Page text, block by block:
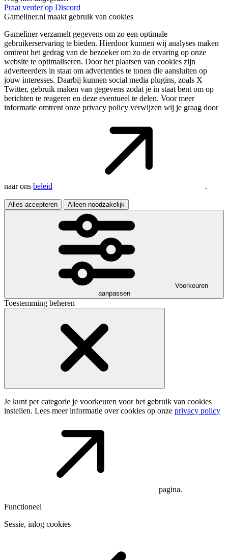
Praat verder op Discord
Gameliner.nl maakt gebruik van cookies
Gameliner verzamelt gegevens om zo een optimale
gebruikerservaring te bieden. Hierdoor kunnen wij analyses maken
omtrent het gedrag van de bezoeker om zo de ervaring op onze
website te optimaliseren. Door het plaatsen van cookies zijn
adverteerders in staat om advertenties te tonen die aansluiten op
jouw interesses. Daarbij kunnen social media plugins, zoals X
Twitter, gebruik maken van gegevens zodat je in staat bent om op
berichten te reageren en deze eventueel te delen. Voor meer
informatie omtrent onze privacy policy verwijzen wij je graag door
naar ons beleid .
Alles accepteren Alleen noodzakelijk
Voorkeuren
aanpassen
Toestemming beheren
Je kunt per categorie je voorkeuren voor het gebruik van cookies
instellen. Lees meer informatie over cookies op onze privacy policy
pagina.
Functioneel
Sessie, inlog cookies